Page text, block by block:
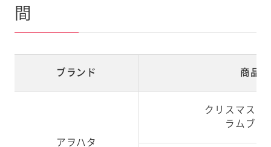
間
ブランド 商品名
アヲハタ
クリスマスプ
ラムブラ